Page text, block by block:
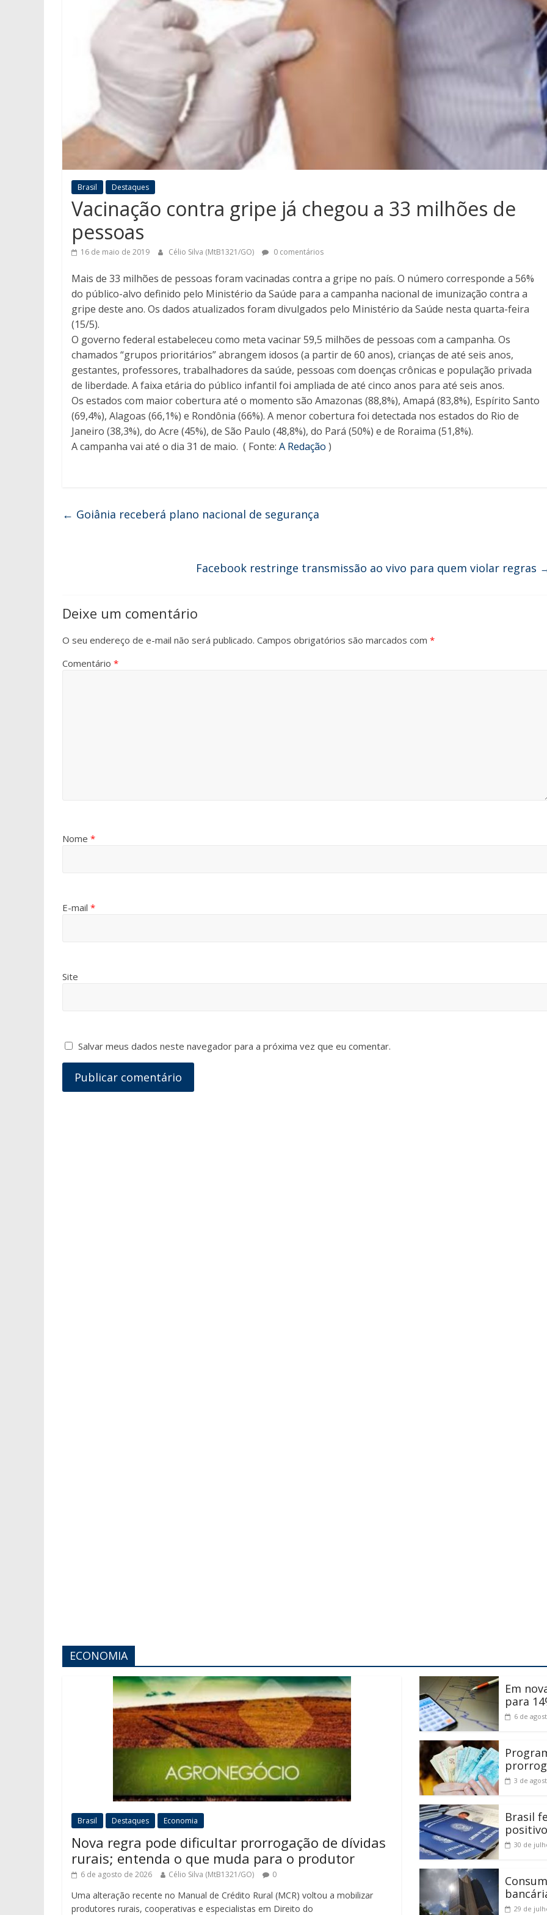
Brasil Destaques
Vacinação contra gripe já chegou a 33 milhões de
pessoas
16 de maio de 2019 Célio Silva (MtB1321/GO) 0 comentários
Mais de 33 milhões de pessoas foram vacinadas contra a gripe no país. O número corresponde a 56%
do público-alvo definido pelo Ministério da Saúde para a campanha nacional de imunização contra a
gripe deste ano. Os dados atualizados foram divulgados pelo Ministério da Saúde nesta quarta-feira
(15/5).
O governo federal estabeleceu como meta vacinar 59,5 milhões de pessoas com a campanha. Os
chamados “grupos prioritários” abrangem idosos (a partir de 60 anos), crianças de até seis anos,
gestantes, professores, trabalhadores da saúde, pessoas com doenças crônicas e população privada
de liberdade. A faixa etária do público infantil foi ampliada de até cinco anos para até seis anos.
Os estados com maior cobertura até o momento são Amazonas (88,8%), Amapá (83,8%), Espírito Santo
(69,4%), Alagoas (66,1%) e Rondônia (66%). A menor cobertura foi detectada nos estados do Rio de
Janeiro (38,3%), do Acre (45%), de São Paulo (48,8%), do Pará (50%) e de Roraima (51,8%).
A campanha vai até o dia 31 de maio. ( Fonte: A Redação )
← Goiânia receberá plano nacional de segurança
Facebook restringe transmissão ao vivo para quem violar regras
Deixe um comentário
O seu endereço de e-mail não será publicado. Campos obrigatórios são marcados com *
Comentário *
Nome *
E-mail *
Site
Salvar meus dados neste navegador para a próxima vez que eu comentar.
ECONOMIA
Brasil Destaques Economia
Nova regra pode dificultar prorrogação de dívidas
rurais; entenda o que muda para o produtor
6 de agosto de 2026 Célio Silva (MtB1321/GO) 0
Uma alteração recente no Manual de Crédito Rural (MCR) voltou a mobilizar
produtores rurais, cooperativas e especialistas em Direito do
Em
para
6 de
3 de
Brasil
30 de
29 de